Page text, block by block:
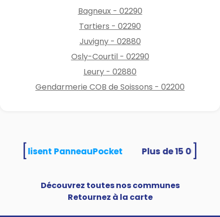
Bagneux - 02290
Tartiers - 02290
Juvigny - 02880
Osly-Courtil - 02290
Leury - 02880
Gendarmerie COB de Soissons - 02200
utilisent PanneauPocket
Découvrez toutes nos communes
Retournez à la carte